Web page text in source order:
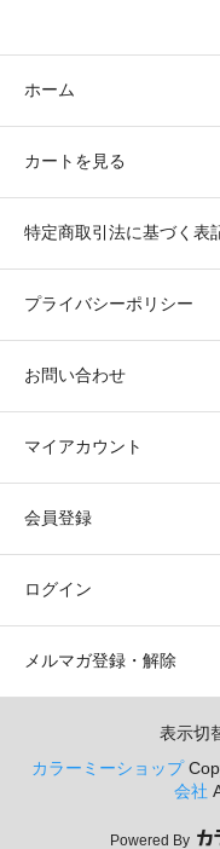
ホーム
カートを見る
特定商取引法に基づく表
プライバシーポリシー
お問い合わせ
マイアカウント
会員登録
ログイン
メルマガ登録・解除
表示切
カラーミーショップ
会社
Powered By